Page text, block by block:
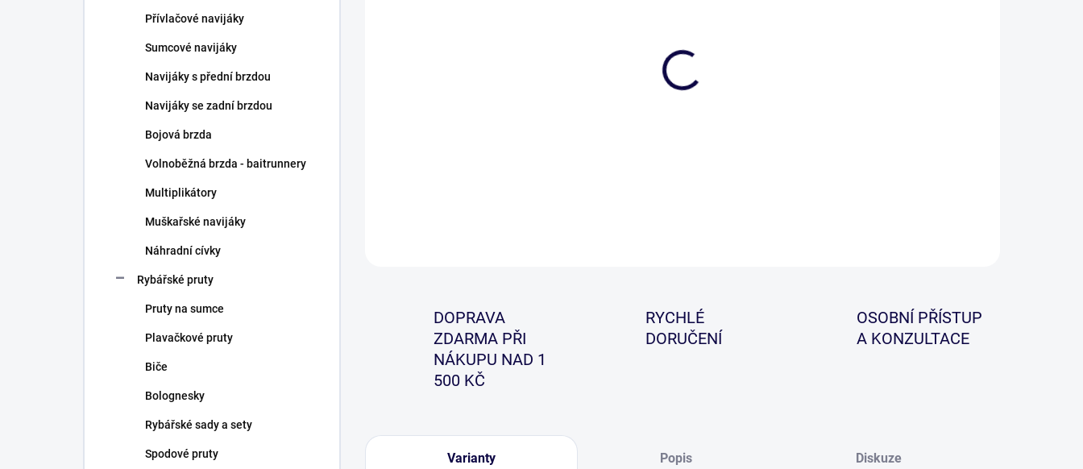
Přívlačové navijáky
Sumcové navijáky
Navijáky s přední brzdou
Navijáky se zadní brzdou
Bojová brzda
Volnoběžná brzda - baitrunnery
Multiplikátory
Muškařské navijáky
Náhradní cívky
Rybářské pruty
Pruty na sumce
Plavačkové pruty
Biče
Bolognesky
Rybářské sady a sety
Spodové pruty
DOPRAVA
ZDARMA PŘI
NÁKUPU NAD 1
500 KČ
RYCHLÉ
DORUČENÍ
OSOBNÍ PŘÍSTUP
A KONZULTACE
Varianty Popis Diskuze